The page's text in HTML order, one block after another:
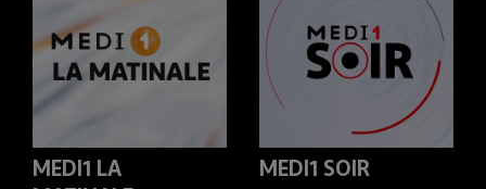
MEDI1 LA
MEDI1 SOIR